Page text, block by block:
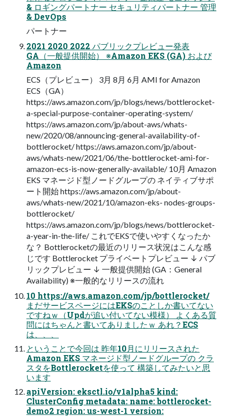
& ロギングパートナー セキュリティパートナー 管理
& DevOps
パートナー
2021 2020 2022 パブリックプレビュー発表
GA（一般提供開始） ※Amazon EKS (GA) および
Amazon
ECS（プレビュー） 3月 8月 6月 AMI for Amazon
ECS（GA）
https://aws.amazon.com/jp/blogs/news/bottlerocket-
a-special-purpose-container-operating-system/
https://aws.amazon.com/jp/about-aws/whats-
new/2020/08/announcing-general-availability-of-
bottlerocket/ https://aws.amazon.com/jp/about-
aws/whats-new/2021/06/the-bottlerocket-ami-for-
amazon-ecs-is-now-generally-available/ 10月 Amazon
EKS マネージド型ノードグループの ネイティブサポ
ート開始 https://aws.amazon.com/jp/about-
aws/whats-new/2021/10/amazon-eks- nodes-groups-
bottlerocket/
https://aws.amazon.com/jp/blogs/news/bottlerocket-
a-year-in-the-life/ これでEKSで使いやすくなったか
な？ Bottlerocketの最近のリリース状況はこんな感
じです Bottlerocket プライベートプレビュー ↓ パブ
リックプレビュー ↓ 一般提供開始 (GA：General
Availability) ※一般的なリリースの流れ
10 https://aws.amazon.com/jp/bottlerocket/
まだサービスページにはEKSのことしか書いてない
ですねｗ（Updが追い付いてない模様） よくある質
問にはちゃんと書いてありましたｗ あれ？ECS
は、、、
ということで今回は 昨年10月にリリースされた
Amazon EKS マネージド型ノードグループの クラ
スタをBottlerocketを使って 構築してみたいと思
います
apiVersion: eksctl.io/v1alpha5 kind:
ClusterConfig metadata: name: bottlerocket-
demo2 region: us-west-1 version: